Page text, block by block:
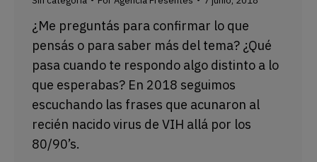
¿Me preguntás para confirmar lo que
pensás o para saber más del tema? ¿Qué
pasa cuando te respondo algo distinto a lo
que esperabas? En 2018 seguimos
escuchando las frases que acunaron al
recién nacido virus de VIH allá por los
80/90’s.